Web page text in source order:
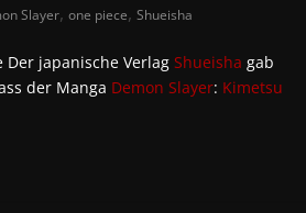
Slayer, one piece, Shueisha
japanische Verlag Shueisha gab
der Manga Demon Slayer: Kimetsu